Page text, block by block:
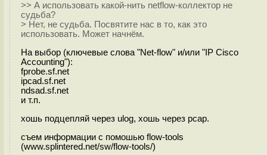
>> А использовать какой-нить netflow-коллектор не
судьба?
> Нет, не судьба. Посвятите нас в то, как это
использовать. Может начнём.
На выбор (ключевые слова "Net-flow" и/или "IP Cisco
Accounting"):
fprobe.sf.net
ipcad.sf.net
ndsad.sf.net
и т.п.
хошь подцепляй через ulog, хошь через pcap.
съем информации с помошью flow-tools
(www.splintered.net/sw/flow-tools/)